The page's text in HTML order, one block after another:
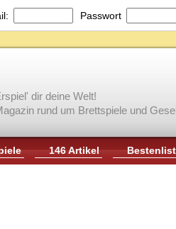
Passwort
dir deine Welt!
rund um Brettspiele und
146 Artikel